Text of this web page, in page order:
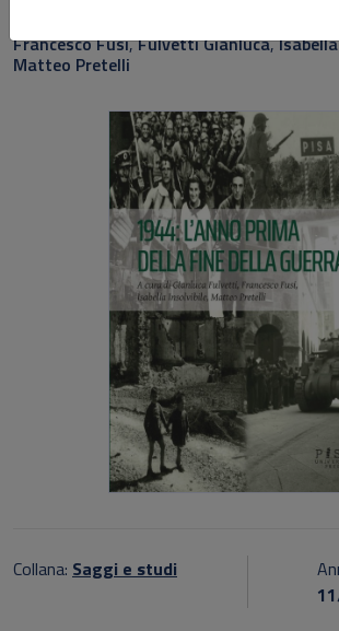
Francesco Fusi,Fulvetti Gianluca,
Matteo Pretelli
Collana: Saggi e studi